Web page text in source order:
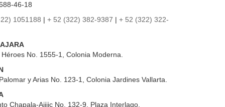
46-18
1051188 | + 52 (322) 382-9387 | + 52 (322) 322-
Héroes No. 1555-1, Colonia Moderna.
y Arias No. 123-1, Colonia Jardines Vallarta.
Chapala-Ajijic No. 132-9, Plaza Interlago.